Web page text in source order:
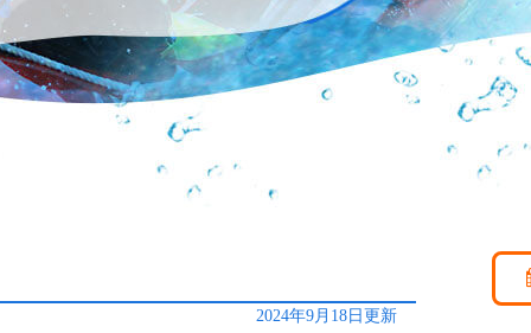
2024年9月18日更新